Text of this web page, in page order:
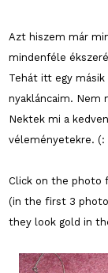
Azt hiszem már
mindenféle
Tehát itt egy
nyakláncaim. Nem
Nektek mi a
véleményetekre. (:
Click on the photo
(in the first 3
they look gold in